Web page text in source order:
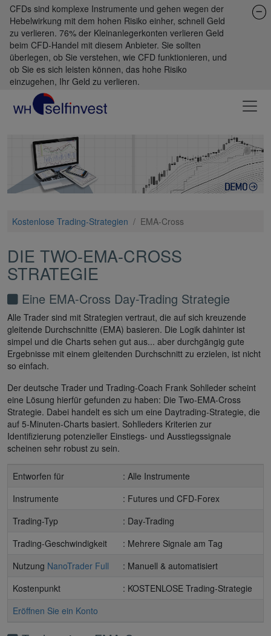
CFDs sind komplexe Instrumente und gehen wegen der
Hebelwirkung mit dem hohen Risiko einher, schnell Geld
zu verlieren. 76% der Kleinanlegerkonten verlieren Geld
beim CFD-Handel mit diesem Anbieter. Sie sollten
überlegen, ob Sie verstehen, wie CFD funktionieren, und
ob Sie es sich leisten können, das hohe Risiko
einzugehen, Ihr Geld zu verlieren.
Kostenlose Trading-Strategien / EMA-Cross
DIE TWO-EMA-CROSS
STRATEGIE
Eine EMA-Cross Day-Trading Strategie
Alle Trader sind mit Strategien vertraut, die auf sich kreuzende
gleitende Durchschnitte (EMA) basieren. Die Logik dahinter ist
simpel und die Charts sehen gut aus... aber durchgängig gute
Ergebnisse mit einem gleitenden Durchschnitt zu erzielen, ist nicht
so einfach.
Der deutsche Trader und Trading-Coach Frank Sohlleder scheint
eine Lösung hierfür gefunden zu haben: Die Two-EMA-Cross
Strategie. Dabei handelt es sich um eine Daytrading-Strategie, die
auf 5-Minuten-Charts basiert. Sohlleders Kriterien zur
Identifizierung potenzieller Einstiegs- und Ausstiegssignale
scheinen sehr robust zu sein.
Entworfen für
: Alle Instrumente
Instrumente
: Futures und CFD-Forex
Trading-Typ
: Day-Trading
Trading-Geschwindigkeit
: Mehrere Signale am Tag
Nutzung NanoTrader Full
: Manuell & automatisiert
Kostenpunkt
: KOSTENLOSE Trading-Strategie
Eröffnen Sie ein Konto